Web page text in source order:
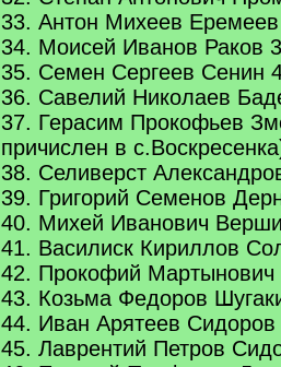
33. Антон Михеев
34. Моисей Иванов Раков
35. Семен Сергеев Сенин
36. Савелий Николаев
37. Герасим Прокофьев
причислен в
38. Селиверст
39. Григорий Семенов
40. Михей Иванович
41. Василиск Кириллов
42. Прокофий Мартынович
43. Козьма Федоров
44. Иван Арятеев Сидоров
45. Лаврентий Петров